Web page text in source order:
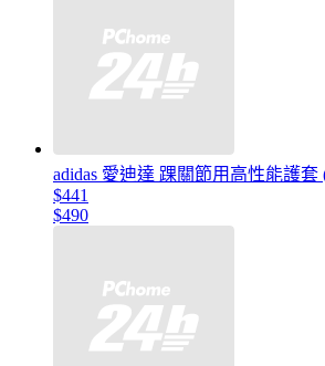
adidas 愛迪達 踝關節用高性能護套
$441
$490